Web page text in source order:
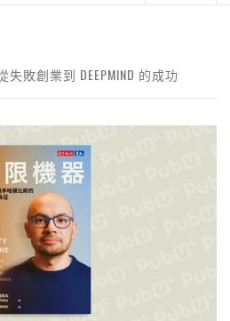
敗創業到 DEEPMIND 的成功